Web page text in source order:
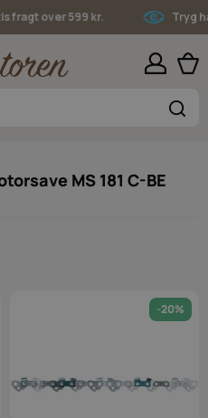
over 599 kr. Tryg
MS 181 C-BE
-20%